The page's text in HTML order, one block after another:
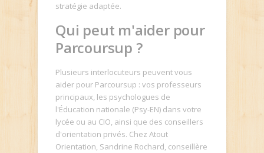
stratégie adaptée.
Qui peut m'aider pour
Parcoursup ?
Plusieurs interlocuteurs peuvent vous
aider pour Parcoursup : vos professeurs
principaux, les psychologues de
l'Éducation nationale (Psy-EN) dans votre
lycée ou au CIO, ainsi que des conseillers
d'orientation privés. Chez Atout
Orientation, Sandrine Rochard, conseillère